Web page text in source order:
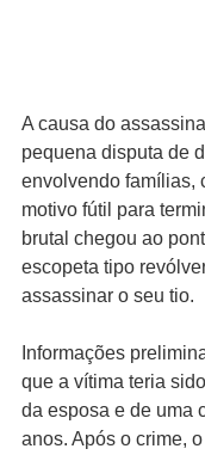
A causa do
pequena disputa de
envolvendo famílias,
motivo fútil para
brutal chegou ao
escopeta tipo
assassinar o seu tio.
Informações
que a vítima teria
da esposa e de uma
anos. Após o crime,